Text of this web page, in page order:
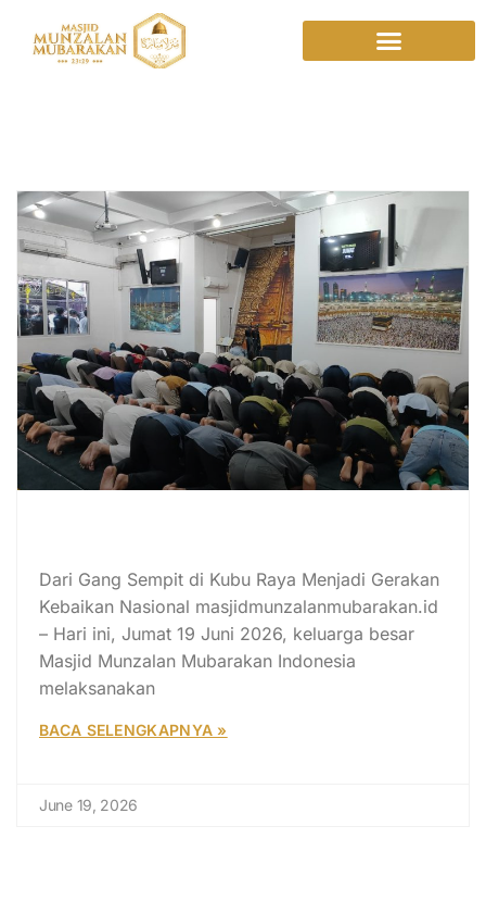
ZISWAF Indonesia
Dari Gang Sempit di Kubu Raya Menjadi Gerakan
Kebaikan Nasional masjidmunzalanmubarakan.id
– Hari ini, Jumat 19 Juni 2026, keluarga besar
Masjid Munzalan Mubarakan Indonesia
melaksanakan
BACA SELENGKAPNYA »
June 19, 2026